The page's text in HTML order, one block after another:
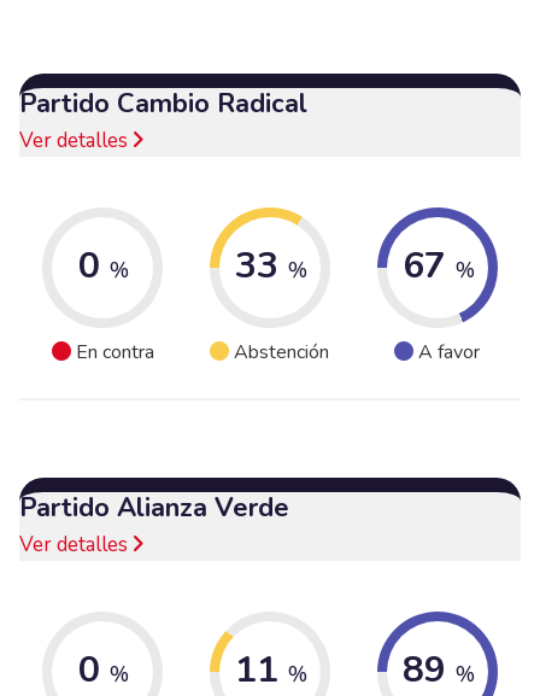
Partido Cambio Radical
Ver detalles
0 %
En contra
33 %
Abstención
67 %
A favor
Partido Alianza Verde
Ver detalles
0 % 11 % 89 %